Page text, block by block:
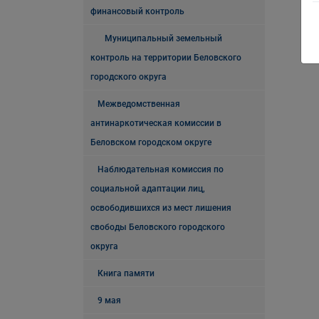
финансовый контроль
Муниципальный земельный
контроль на территории Беловского
городского округа
Межведомственная
антинаркотическая комиссии в
Беловском городском округе
Наблюдательная комиссия по
социальной адаптации лиц,
освободившихся из мест лишения
свободы Беловского городского
округа
Книга памяти
9 мая